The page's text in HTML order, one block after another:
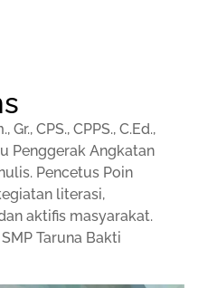
CPS., CPPS., C.Ed.,
Penggerak Angkatan
Pencetus Poin
literasi,
aktifis masyarakat.
Taruna Bakti